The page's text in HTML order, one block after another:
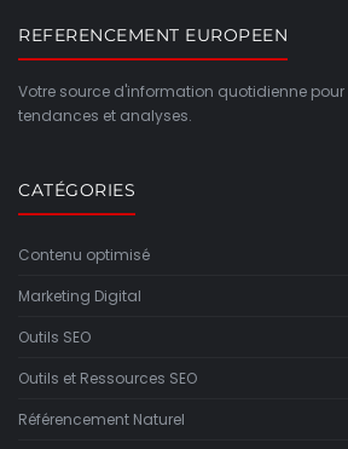
REFERENCEMENT EUROPEEN
Votre source d'information quotidienne
tendances et analyses.
CATÉGORIES
Contenu optimisé
Marketing Digital
Outils SEO
Outils et Ressources SEO
Référencement Naturel